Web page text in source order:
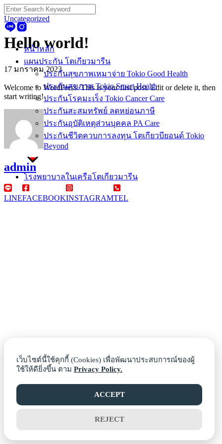
Skip
to
content
หน้าหลัก
แผนประกัน โตเกียวมารีน
ประกันสุขภาพเหมาจ่าย Tokio Good Health
ประกันสุขภาพ Tokio Smart Health
ประกันโรคมะเร็ง Tokio Cancer Care
ประกันสะสมทรัพย์ ลดหย่อนภาษี
ประกันอุบัติเหตุส่วนบุคคล PA Care
ประกันชีวิตควบการลงทุน โตเกียวบียอนด์ Tokio
Beyond
โรงพยาบาลในเครือโตเกียวมารีน
Search
for:
Uncategorized
Hello world!
17 มกราคม 2023
Welcome to WordPress. This is your first post. Edit or delete it, then
start writing!
admin
LINEFACEBOOKINSTAGRAMTEL
เว็บไซต์นี้ใช้คุกกี้ (Cookies) เพื่อพัฒนาประสบการณ์ของผู้
ใช้ให้ดียิ่งขึ้น ตาม Privacy Policy.
ACCEPT
REJECT